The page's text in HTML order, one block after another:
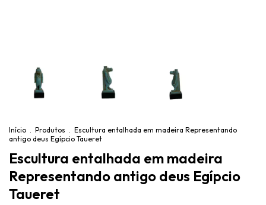
Início . Produtos . Escultura entalhada em madeira Representando
antigo deus Egípcio Taueret
Escultura entalhada em madeira
Representando antigo deus Egípcio
Taueret